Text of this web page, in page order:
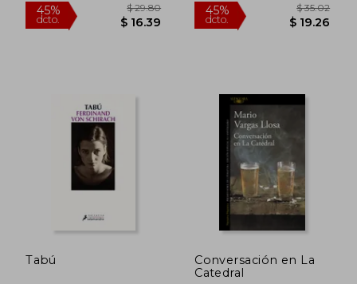
45%
dcto.
Tabú
Conversación en La
Catedral